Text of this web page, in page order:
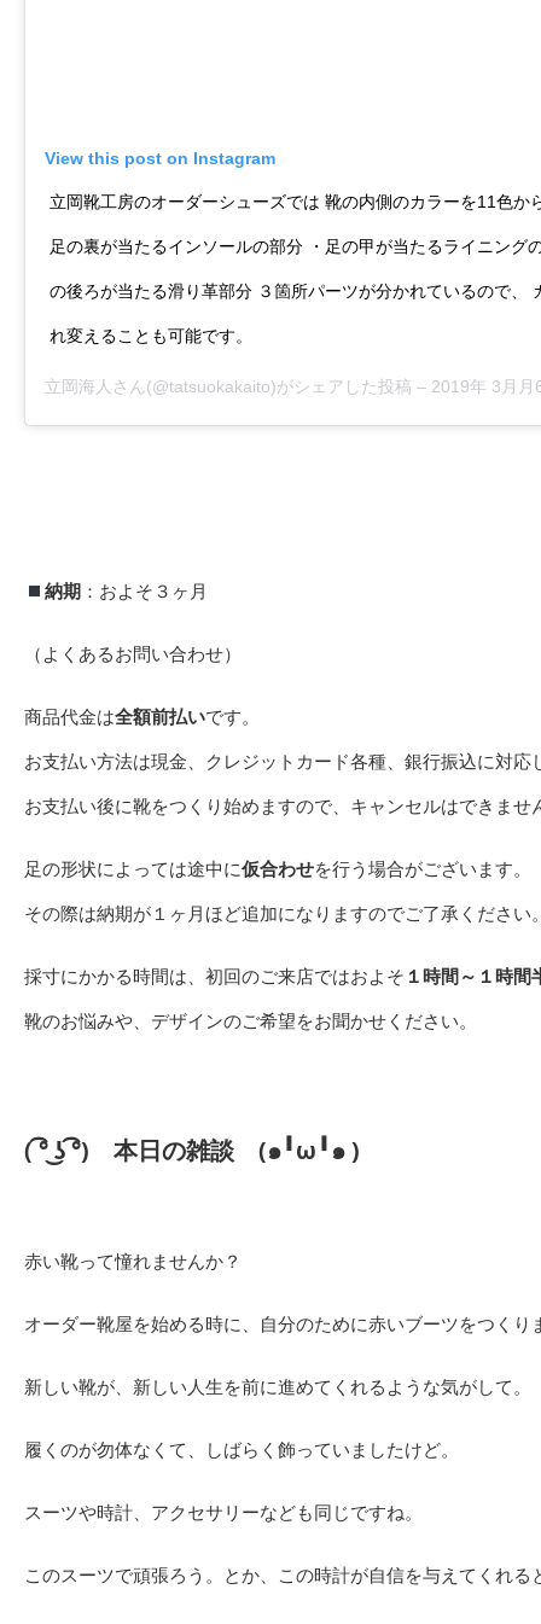
View this post on Instagram
立岡靴工房のオーダーシューズでは 靴の内側のカラーを11色か
足の裏が当たるインソールの部分 ・足の甲が当たるライニング
の後ろが当たる滑り革部分 ３箇所パーツが分かれているので、
れ変えることも可能です。
立岡海人 さん(@tatsuokakaito)がシェアした投稿 – 2019年 3月月6
納期 ：およそ３ヶ月
（よくあるお問い合わせ）
商品代金は全額前払いです。
お支払い方法は現金、クレジットカード各種、銀行振込に対応
お支払い後に靴をつくり始めますので、キャンセルはできませ
足の形状によっては途中に仮合わせを行う場合がございます。
その際は納期が１ヶ月ほど追加になりますのでご了承ください
採寸にかかる時間は、初回のご来店ではおよそ １時間～１時間
靴のお悩みや、デザインのご希望をお聞かせください。
( ͡° ͜ʖ ͡°) 本日の雑談 (๑╹ω╹๑ )
赤い靴って憧れませんか？
オーダー靴屋を始める時に、自分のために赤いブーツをつくり
新しい靴が、新しい人生を前に進めてくれるような気がして。
履くのが勿体なくて、しばらく飾っていましたけど。
スーツや時計、アクセサリーなども同じですね。
このスーツで頑張ろう。とか、この時計が自信を与えてくれる